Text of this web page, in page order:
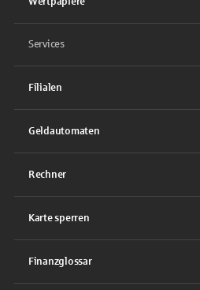
Services
Filialen
Geldautomaten
Rechner
Karte sperren
Finanzglossar